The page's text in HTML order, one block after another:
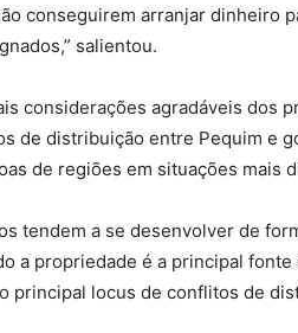
conseguirem arranjar dinheiro
salientou.
considerações agradáveis ​​dos
de distribuição entre Pequim e
de regiões em situações mais
tendem a se desenvolver de
a propriedade é a principal
principal locus de conflitos de